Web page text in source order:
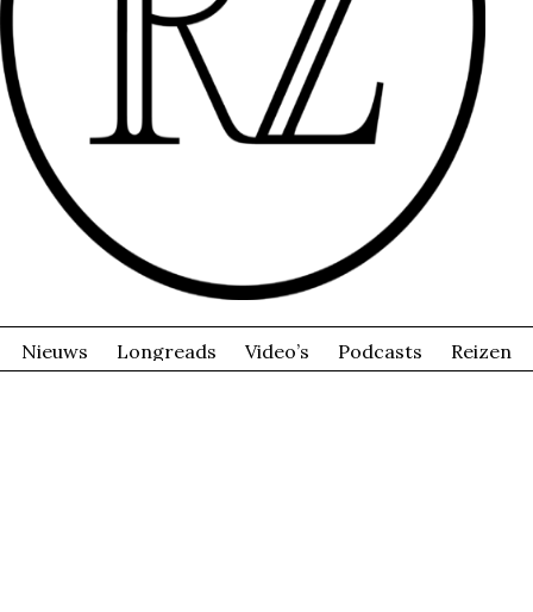
Nieuws Longreads Video’s Podcasts Reizen